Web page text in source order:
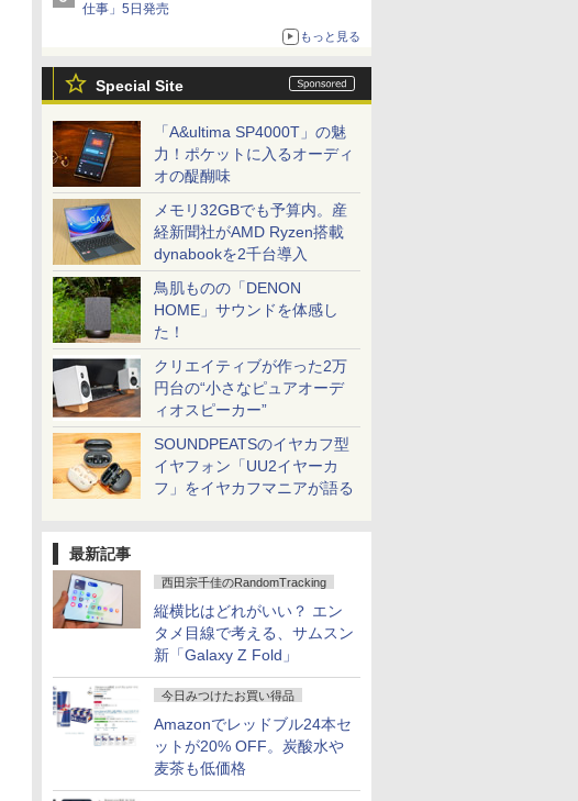
仕事」5日発売
もっと見る
Special Site
「A&ultima SP4000T」の魅
力！ポケットに入るオーディ
オの醍醐味
メモリ32GBでも予算内。産
経新聞社がAMD Ryzen搭載
dynabookを2千台導入
鳥肌ものの「DENON
HOME」サウンドを体感し
た！
クリエイティブが作った2万
円台の“小さなピュアオーデ
ィオスピーカー”
SOUNDPEATSのイヤカフ型
イヤフォン「UU2イヤーカ
フ」をイヤカフマニアが語る
最新記事
西田宗千佳のRandomTracking
縦横比はどれがいい？ エン
タメ目線で考える、サムスン
新「Galaxy Z Fold」
今日みつけたお買い得品
Amazonでレッドブル24本セ
ットが20% OFF。炭酸水や
麦茶も低価格